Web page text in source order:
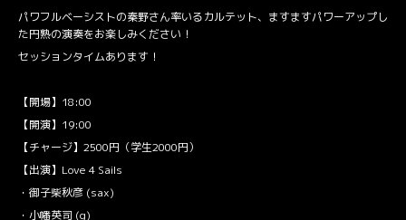
パワフルベーシストの秦野さん率いるカルテット、ますますパワーアップし
た円熟の演奏をお楽しみください！
セッションタイムあります！
【開場】18:00
【開演】19:00
【チャージ】2500円（学生2000円）
【出演】Love 4 Sails
・御子柴秋彦 (sax)
・小幡英司 (g)